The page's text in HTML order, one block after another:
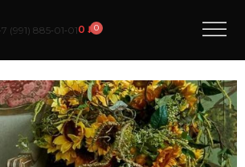
(991) 885‑01‑010₽0